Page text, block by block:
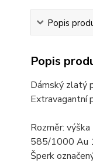
Popis
Popis
Dámský zlatý
Extravagantní
Rozměr: výška
585/1000 Au
Šperk